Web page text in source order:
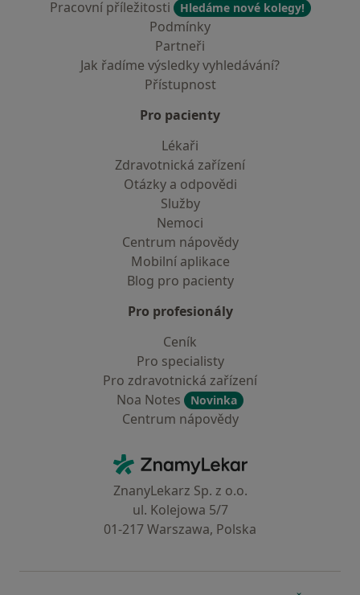
Pracovní příležitosti
Hledáme nové kolegy!
Podmínky
Partneři
Jak řadíme výsledky vyhledávání?
Přístupnost
Pro pacienty
Lékaři
Zdravotnická zařízení
Otázky a odpovědi
Služby
Nemoci
Centrum nápovědy
Mobilní aplikace
Blog pro pacienty
Pro profesionály
Ceník
Pro specialisty
Pro zdravotnická zařízení
Noa Notes
Novinka
Centrum nápovědy
ZnamyLekar - Hlavní stránka
ZnanyLekarz Sp. z o.o.
ul. Kolejowa 5/7
01-217 Warszawa, Polska